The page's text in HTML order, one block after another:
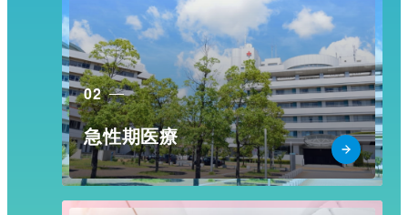
02
急性期医療